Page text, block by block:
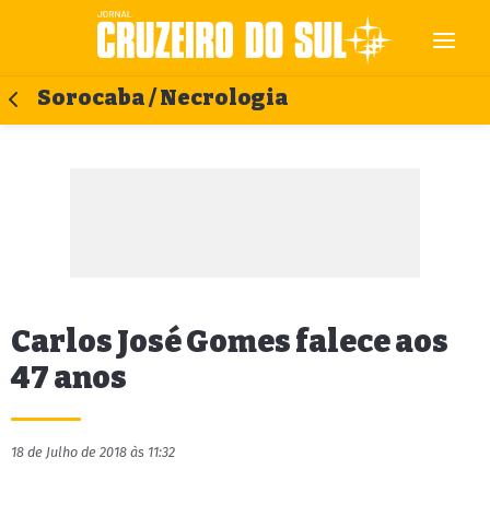
Sorocaba / Necrologia
Carlos José Gomes falece aos
47 anos
18 de Julho de 2018 às 11:32